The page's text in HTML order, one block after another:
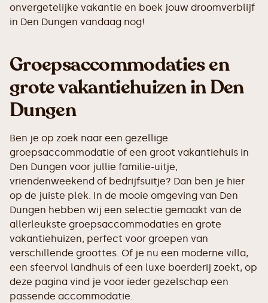
onvergetelijke vakantie en boek jouw droomverblijf
in Den Dungen vandaag nog!
Groepsaccommodaties en
grote vakantiehuizen in Den
Dungen
Ben je op zoek naar een gezellige
groepsaccommodatie of een groot vakantiehuis in
Den Dungen voor jullie familie-uitje,
vriendenweekend of bedrijfsuitje? Dan ben je hier
op de juiste plek. In de mooie omgeving van Den
Dungen hebben wij een selectie gemaakt van de
allerleukste groepsaccommodaties en grote
vakantiehuizen, perfect voor groepen van
verschillende groottes. Of je nu een moderne villa,
een sfeervol landhuis of een luxe boerderij zoekt, op
deze pagina vind je voor ieder gezelschap een
passende accommodatie.